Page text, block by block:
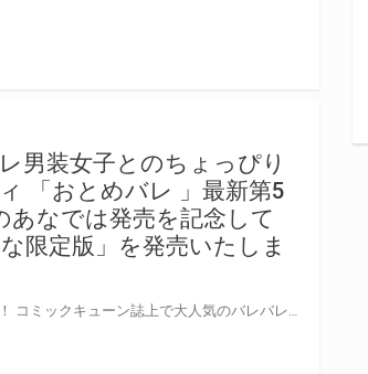
男装女子とのちょっぴり
「おとめバレ 」最新第5
あなでは発売を記念して
限定版」を発売いたしま